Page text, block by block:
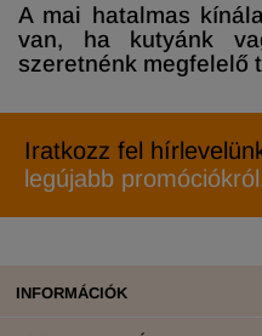
A mai hatalmas
van, ha kutyánk
szeretnénk megfelelő
Iratkozz fel
legújabb
INFORMÁCIÓK